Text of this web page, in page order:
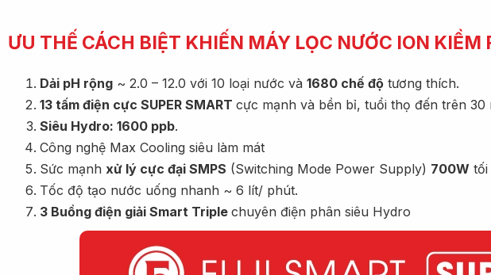
ƯU THẾ CÁCH BIỆT KHIẾN MÁY LỌC NƯỚC ION
Dải pH rộng ~ 2.0 – 12.0 với 10 loại nước và 1680 chế độ tương thích.
13 tấm điện cực SUPER SMART cực mạnh và bền bỉ, tuổi thọ đến trên 30
Siêu Hydro: 1600 ppb.
Công nghệ Max Cooling siêu làm mát
Sức mạnh xử lý cực đại SMPS (Switching Mode Power Supply) 700W tối
Tốc độ tạo nước uống nhanh ~ 6 lít/ phút.
3 Buồng điện giải Smart Triple chuyên điện phân siêu Hydro